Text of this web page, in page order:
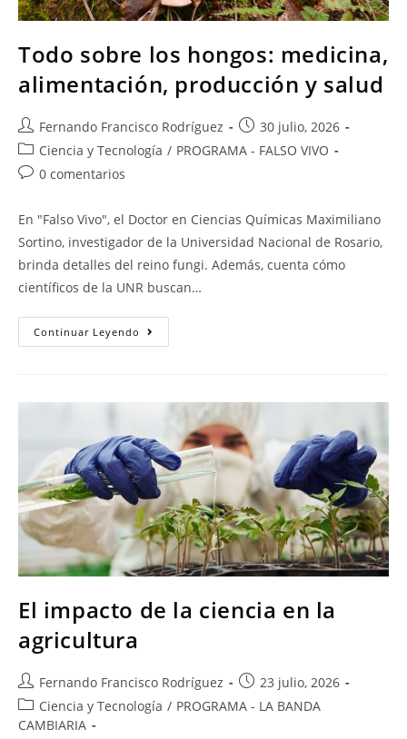
Todo sobre los hongos: medicina,
alimentación, producción y salud
Fernando Francisco Rodríguez
30 julio, 2026
Ciencia y Tecnología / PROGRAMA - FALSO VIVO
0 comentarios
En "Falso Vivo", el Doctor en Ciencias Químicas Maximiliano
Sortino, investigador de la Universidad Nacional de Rosario,
brinda detalles del reino fungi. Además, cuenta cómo
científicos de la UNR buscan…
Continuar Leyendo
El impacto de la ciencia en la
agricultura
Fernando Francisco Rodríguez
23 julio, 2026
Ciencia y Tecnología / PROGRAMA - LA BANDA
CAMBIARIA